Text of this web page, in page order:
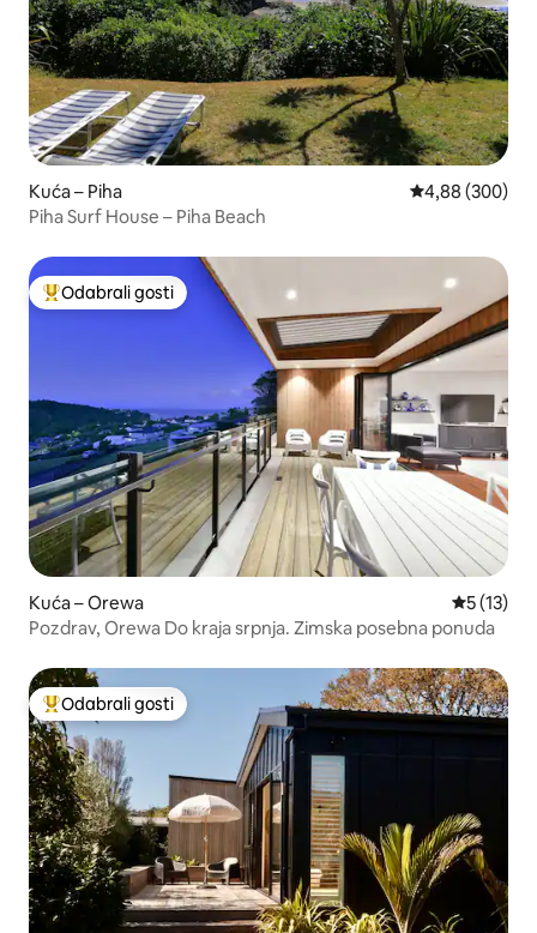
Kuća – Piha Prosječna
4,88 (300)
Piha Surf House – Piha Beach
Među najviše rangiranima s oznakom „Odabrali gosti”
Odabrali gosti
Kuća – Orewa Prosječna
5 (13)
Pozdrav, Orewa Do kraja srpnja. Zimska posebna ponuda
Među najviše rangiranima s oznakom „Odabrali gosti”
Odabrali gosti